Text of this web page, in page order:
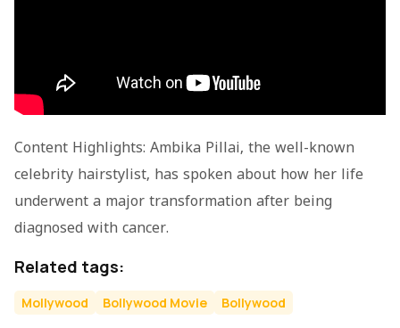
Content Highlights: Ambika Pillai, the well-known
celebrity hairstylist, has spoken about how her life
underwent a major transformation after being
diagnosed with cancer.
Related tags:
Mollywood Bollywood Movie Bollywood